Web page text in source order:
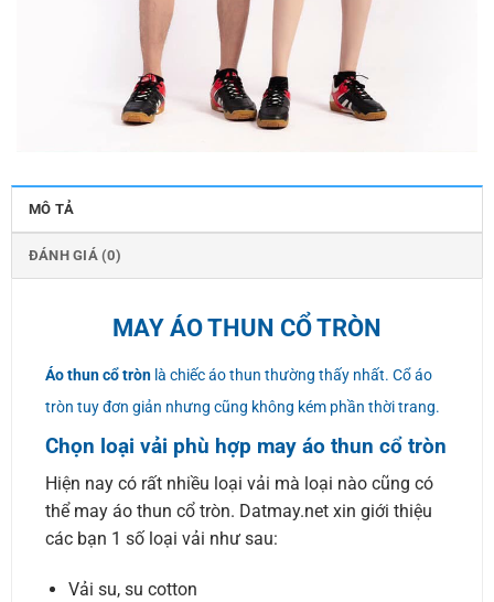
MÔ TẢ
ĐÁNH GIÁ (0)
MAY ÁO THUN CỔ TRÒN
Áo thun cổ trònlà chiếc áo thun thường thấy nhất. Cổ áo
tròn tuy đơn giản nhưng cũng không kém phần thời trang.
Chọn loại vải phù hợp may áo thun cổ tròn
Hiện nay có rất nhiều loại vải mà loại nào cũng có
thể may áo thun cổ tròn. Datmay.net xin giới thiệu
các bạn 1 số loại vải như sau:
Vải su, su cotton